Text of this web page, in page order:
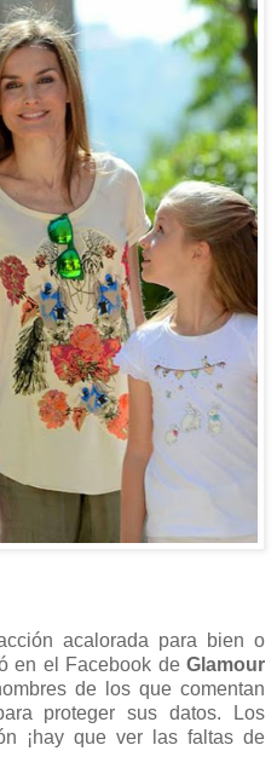
acalorada para bien o
en el Facebook de Glamour
de los que comentan
proteger sus datos. Los
¡hay que ver las faltas de